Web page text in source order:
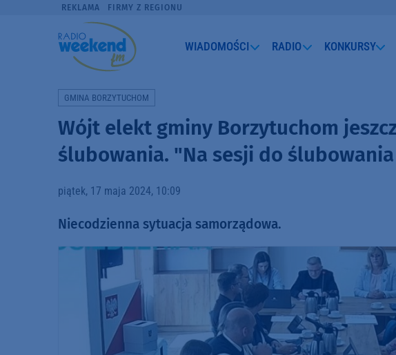
REKLAMA FIRMY Z REGIONU
WIADOMOŚCI RADIO KONKURSY
GMINA BORZYTUCHOM
Wójt elekt gminy Borzytuchom
ślubowania. "Na sesji do ślubowania
piątek, 17 maja 2024, 10:09
Niecodzienna sytuacja samorządowa.